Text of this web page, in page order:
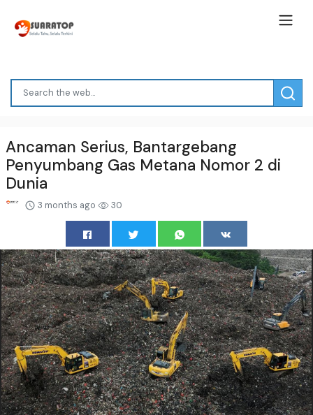
Ancaman Serius, Bantargebang
Penyumbang Gas Metana Nomor 2 di
Dunia
3 months ago 30